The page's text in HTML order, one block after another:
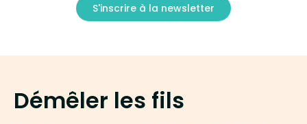
S'inscrire à la newsletter
Démêler les fils